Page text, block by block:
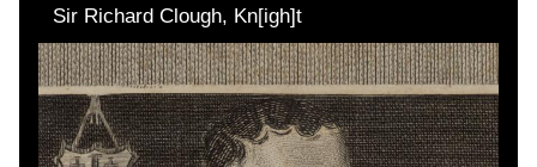
Sir Richard Clough, Kn[igh]t